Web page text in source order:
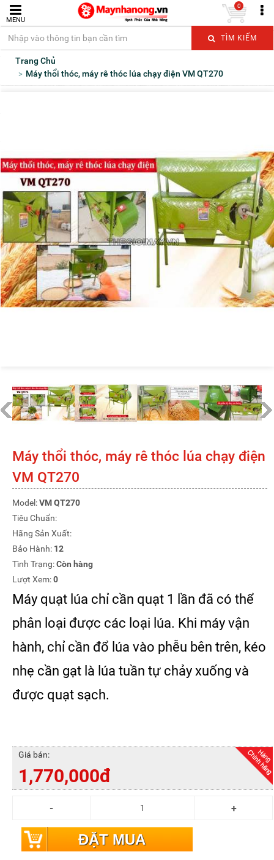
MENU
TÌM KIẾM
0
Trang Chủ
Máy thổi thóc, máy rê thóc lúa chạy điện VM QT270
Máy thổi thóc, máy rê thóc lúa chạy điện
VM QT270
Model:VM QT270
Tiêu Chuẩn:
Hãng Sản Xuất:
Bảo Hành: 12
Tình Trạng:Còn hàng
Lượt Xem:0
Máy quạt lúa chỉ cần quạt 1 lần đã có thể
phân loại được các loại lúa. Khi máy vận
hành, chỉ cần đổ lúa vào phễu bên trên, kéo
nhẹ cần gạt là lúa tuần tự chảy xuống và
được quạt sạch.
Giá bán:
1,770,000đ
ĐẶT MUA